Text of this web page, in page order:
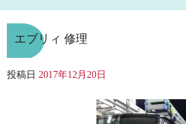
エブリィ 修理
投稿日 2017年12月20日